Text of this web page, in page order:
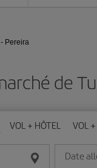
Pereira
de
VOL + HÔTEL VOL
Date
Entrez la